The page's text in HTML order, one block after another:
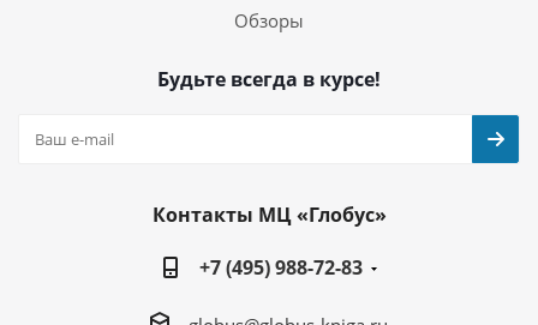
Обзоры
Будьте всегда в курсе!
Контакты МЦ «Глобус»
+7 (495) 988-72-83